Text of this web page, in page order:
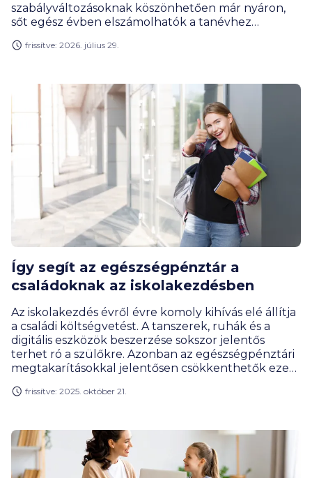
szabályváltozásoknak köszönhetően már nyáron,
sőt egész évben elszámolhatók a tanévhez
gyermekenként akár 290 800 forint is lehet, és már
plusz terhet a családi kasszának.
frissítve: 2026. július 29.
Így segít az egészségpénztár a
családoknak az iskolakezdésben
Az iskolakezdés évről évre komoly kihívás elé állítja
a családi költségvetést. A tanszerek, ruhák és a
digitális eszközök beszerzése sokszor jelentős
terhet ró a szülőkre. Azonban az egészségpénztári
megtakarításokkal jelentősen csökkenthetők ezek
frissítve: 2025. október 21.